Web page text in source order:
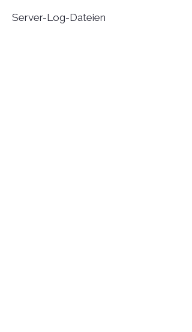
Server-Log-Dateien